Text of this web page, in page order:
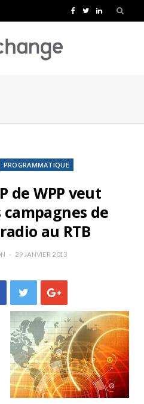
e
T
t
L
k
PROGRAMMATIQUE
de WPP veut
de
au RTB
29 JANVIER 2013